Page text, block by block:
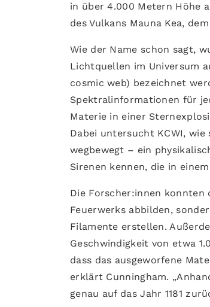
in über 4.000 Metern Höhe
des Vulkans Mauna Kea,
Wie der Name schon sagt,
Lichtquellen im Universum
cosmic web) bezeichnet
Spektralinformationen für
Materie in einer
Dabei untersucht KCWI,
wegbewegt – ein
Sirenen kennen, die in
Die Forscher:innen
Feuerwerks abbilden,
Filamente erstellen.
Geschwindigkeit von etwa
dass das ausgeworfene
erklärt Cunningham.
genau auf das Jahr 1181